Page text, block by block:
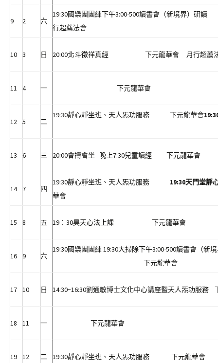
9 2 六
19:30國樂團團練下午3:00-500讀書會（新境
行超薦法會
10 3 日 20:00北斗徵祥真經 下元龍華會 月行超薦
11 4 一 下元龍華會
12 5 二
19:30靜心靜坐班、天人炁功服務 下元龍華會
13 6 三 20:00會禱會坐 晚上7:30兒童讀經 下元龍華會
14 7 四
19:30靜心靜坐班、天人炁功服務 19:30天門堂靜
華會
15 8 五 19：30昊天心法上課 下元龍華會
16 9 六
19:30國樂團團練 19:30大掃除下午3:00-500讀書會（
下元龍華
17 10 日 14:30~16:30劉通敏博士文化中心講座暨天人炁功服務
18 11 一 下元龍華會
19 12 二 19:30靜心靜坐班、天人炁功服務 下元龍華會